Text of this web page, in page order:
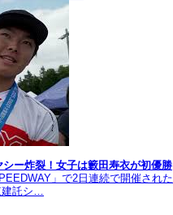
ー炸裂！女子は籔田寿衣が初優勝
」で2日連続で開催された
託シ…